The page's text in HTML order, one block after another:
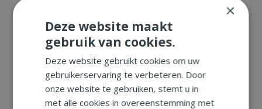
Bull kadobon t.w.v €20,-
€ 20,
Bull kadobon t.w.v €15,-
€15,
×
Deze website maakt
gebruik van cookies.
Deze website gebruikt cookies om uw
gebruikerservaring te verbeteren. Door
onze website te gebruiken, stemt u in
met alle cookies in overeenstemming met